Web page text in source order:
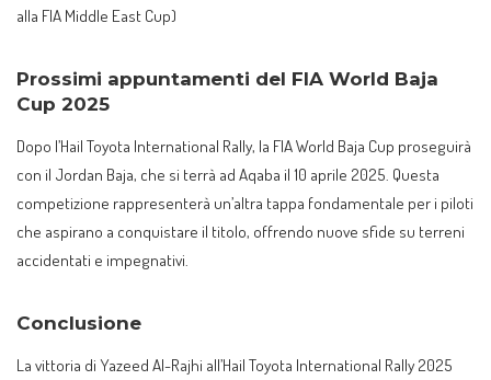
alla FIA Middle East Cup)
Prossimi appuntamenti del FIA World Baja
Cup 2025
Dopo l’Hail Toyota International Rally, la FIA World Baja Cup proseguirà
con il Jordan Baja, che si terrà ad Aqaba il 10 aprile 2025. Questa
competizione rappresenterà un’altra tappa fondamentale per i piloti
che aspirano a conquistare il titolo, offrendo nuove sfide su terreni
accidentati e impegnativi.
Conclusione
La vittoria di Yazeed Al-Rajhi all’Hail Toyota International Rally 2025